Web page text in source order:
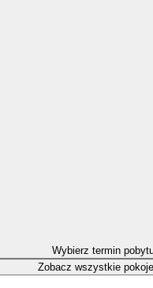
Wybierz termin
Zobacz wszystkie